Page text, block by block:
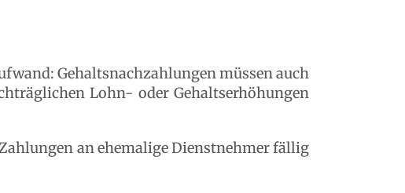
Gehaltsnachzahlungen müssen auch
Lohn- oder Gehaltserhöhungen
an ehemalige Dienstnehmer fällig